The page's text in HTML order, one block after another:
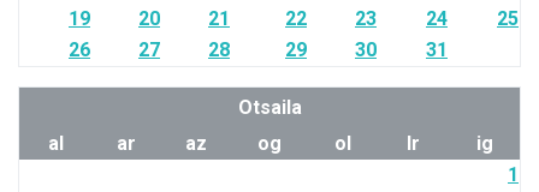
19
20 21 22 23 24
25
26
27 28 29 30 31
Otsaila
al
ar az og ol lr
ig
1